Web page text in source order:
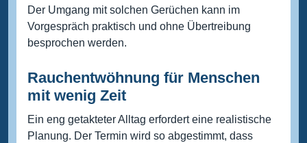
Der Umgang mit solchen Gerüchen kann im
Vorgespräch praktisch und ohne Übertreibung
besprochen werden.
Rauchentwöhnung für Menschen
mit wenig Zeit
Ein eng getakteter Alltag erfordert eine realistische
Planung. Der Termin wird so abgestimmt, dass